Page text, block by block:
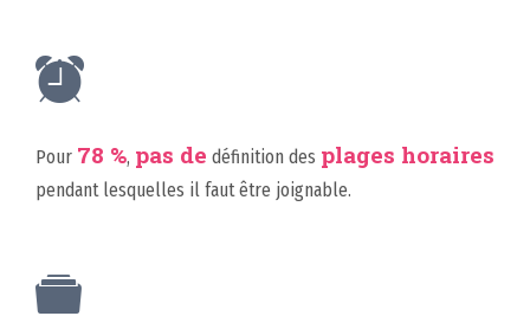
Pour 78 %, pas de définition des plages horaires
pendant lesquelles il faut être joignable.